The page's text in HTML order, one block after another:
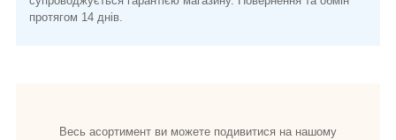
протягом 14 днів.
Весь асортимент ви можете подивитися на нашому